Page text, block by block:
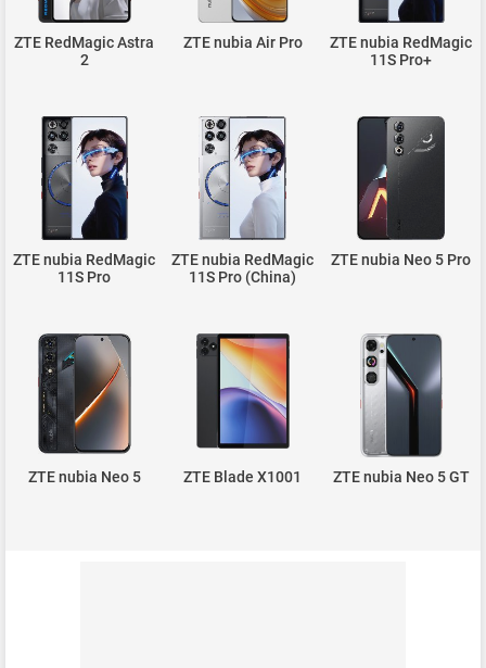
ZTE RedMagic Astra
2
ZTE nubia Air Pro
ZTE nubia RedMagic
11S Pro+
ZTE nubia RedMagic
11S Pro
ZTE nubia RedMagic
11S Pro (China)
ZTE nubia Neo 5 Pro
ZTE nubia Neo 5 ZTE Blade X1001 ZTE nubia Neo 5 GT